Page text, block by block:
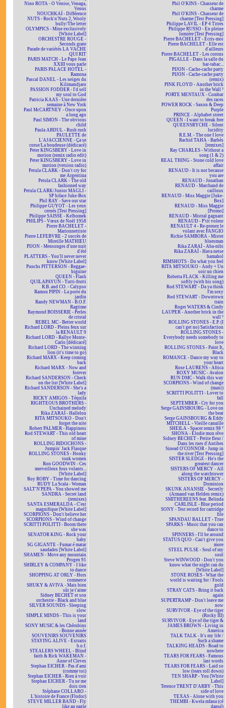
Nino ROTA - O Venise, Venaga,
Venus
NOUCHKAÏ - Différence
NUTS - Rock'n'Nuts 2, Wooly
bully/The letter
OLYMPICS - Mine exclusively
[White Label]
ORCHESTRE ROUGE -
Seconds grate
Parade de variétés LA VACHE
QUI RIT
PARIS MATCH - Le Pape Jean
XXIII vous parle
PARIS PALACE HOTEL -
Ramona
Pascal DANEL - Les neiges du
Kilimandjaro
PASSION FODDER - I'd sell
my soul to God
Patricia KAAS - Une dernière
semaine à New York
Paul McCARTNEY - Once upon
a long ago
Paul SIMON - The obvious
child
Paula ABDUL - Rush rush
PAULETTE de
L'AJACCIENNE - Ça se
corse/La boudeuse (dédicacé)
Peter KINGSBERY - Love in
motion (remix radio edit)
Peter KINGSBERY - Love in
motion (version radio)
Petula CLARK - Don't cry for
me Argentina
Petula CLARK - The old
fashioned way
Petula CLARK/Junior MAGLI -
SP biface Juke-Box
Phil RAY - Save our star
Philippe GUYOT - Les yeux
cernés [Test Pressing]
Philippe SAISSE - Kelbomek
PHILIPS - Vœux de Noël 1958
Pierre BACHELET -
Marionnettiste
Pierre LEFEBVRE - 2 succès de
Mireille MATHIEU
PIJON - Mensonges d'une nuit
d'été
PLATTERS - You'll never never
know [White Label]
Punchs PITTERSON - Reggae-
biguine
QUEEN - Flash
QUILAPAYUN - Tutti-frutti
R.B. and CO. - Calypso
Ramon PIPIN - La porte du
jardin
Randy NEWMAN - B.O.F.
Ragtime
Raymond BOISSERIE - Perles
de cristal
REBEL MC - Better world
Richard LORD - Pleins feux sur
la RENAULT 9
Richard LORD - Rallye Monte-
Carlo [dédicacé]
Richard LORD - The winning
lion (it's time to go)
Richard MARX - Keep coming
back
Richard MARX - Now and
forever
Richard SANDERSON - Check
on the list [White Label]
Richard SANDERSON - She's a
lady
RICKY AMIGOS - Téquila
RIGHTEOUS BROTHERS -
Unchained melody
Rika ZARAÏ - Hallelou
RITA MITSOUKO - Don't
forget the nite
Robert PALMER - Happiness
Rod STEWART - This old heart
of mine
ROLLING BIDOCHONS -
Jumpin' Jack Flasque
ROLLING STONES - Honky
tonk women
Ron GOODWIN - Ces
merveilleux fous volants...
[White Label]
Roy ROBY - Time for dancing
RUDY La Scala - Woman
SALT'N'PEPA - You showed me
SANDRA - Secret land
(remixes)
SANTA ESMERALDA - C'est
magnifique [White Label]
SCORPIONS - Don't believe her
SCORPIONS - Wind of change
SCRITTI POLITTI - Boom there
she was
SENATOR KING - Rock your
baby
SG GIGANTE - Fumar é matar
saudades [White Label]
SHAMEN - Move any mountain
Progen 91
SHIRLEY & COMPANY - I like
to dance
SHOPPING AT ORLY - Hors
commerce
SHUKY & AVIVA - Mais bien
sûr je t'aime
Sidney BECHET et son
orchestre - Black and blue
SILVER SOUNDS - Sleeping
slow
SIMPLE MINDS - This is your
land
SONY MUSIC & les Chérubins
- Bonne année
SOUVENIRS SOUVENIRS
STAYING ALIVE - Extraits
b.o.f.
STEALERS WHEEL - Blind
faith & Rick WAKEMAN -
Anne of Cleves
Stephan EICHER - Pas d'ami
(comme toi)
Stephan EICHER - Rien à voir
Stephan EICHER - Tu ne me
dois rien
Stéphane COLLARO -
L'histoire de France (Flodor)
STEVE MILLER BAND - Fly
like an eagle
Phil O'KINS - Chasseur de
charme
Phil O'KINS - Chasseur de
charme [Test Pressing]
Philippe LAVIL - EP 4 Titres
Philippe RUSSO - En pleine
lumière [Test Pressing]
Pierre BACHELET - Écris-moi
Pierre BACHELET - Elle est
d'ailleurs
Pierre BACHELET - Les corons
PIGALLE - Dans la salle du
bar-tabac...
PIJON - Cache-cache party
PIJON - Cache-cache party
(remix)
PINK FLOYD - Another brick
in the Wall ²
PORTE MENTAUX - Combat
des races
POWER ROCK - Saxon & Deep
Purple
PRINCE - Alphabet street
QUEEN - I want to break free
QUEENSRYCHE - Silent
lucidity
R.E.M. - The one I love
Rachid TAHA - Barbès
[remixes]
Ray CHARLES - Without a
song (1 & 2)
REAL THING - Stone cold love
affair
RENAUD - It is not because
you are
RENAUD - Jonathan
RENAUD - Marchand de
cailloux
RENAUD - Miss Maggie [Juke-
Box]
RENAUD - Miss Maggie
[Promo]
RENAUD - Mistral gagnant
RENAUD - P'tit voleur
RENAULT 4 - Re-prenez le
volant avec FANGIO
Richie SAMBORA - Mister
bluesman
Rika ZARAÏ - Aba-nibi
Rika ZARAÏ - Hava netse
bamahol
RIMSHOTS - Do what you feel
RITA MITSOUKO - Andy + Un
soir un chien
Roberta FLACK - Killing me
softly (with his song)
Rod STEWART - Da ya think
I'm sexy
Rod STEWART - Downtown
train
Roger WATERS & Cindy
LAUPER - Another brick in the
wall ²
ROLLING STONES - E.P. (I
can't get no) Satisfaction
ROLLING STONES -
Everybody needs somebody to
love
ROLLING STONES - Paint It,
Black
ROMANCE - Dance my way to
your heart
Rose LAURENS - Africa
ROXY MUSIC - Avalon
RUN DMC - Walk this way
SCORPIONS - Wind of change
(maxi)
SCRITTI POLITTI - Lover to
fall
SEPTEMBER - Cry for you
Serge GAINSBOURG - Love on
the beat
Serge GAINSBOURG & Eddy
MITCHELL - Vieille canaille
SHEILA - Spacer remix 98 ²
SHONA - Elodie mon rêve
Sidney BECHET - Petite fleur /
Dans les rues d'Antibes
Sinead O'CONNOR - Jump in
the river [Test Pressing]
SISTER SLEDGE - He's the
greatest dancer
SISTERS OF MERCY - All
along the watchtower
SISTERS OF MERCY -
Dominion
SKUNK ANANSIE - Secretly
(Armand van Helden remix)
SMITHEREENS feat. Belinda
CARLISLE - Blue period
SONY - Test record for cartridge
file
SPANDAU BALLET - True
SPARKS - Music that you can
dance to
SPINNERS - I'll be around
STATUS QUO - Can't give you
more
STEEL PULSE - Soul of my
soul
Steve WINWOOD - Don't you
know what the night can do
[White Label]
STONE ROSES - What the
world is waiting for / Fools
gold
STRAY CATS - Bring it back
again
SUPERTRAMP - Don't leave me
now
SURVIVOR - Eye of the tiger
(Rocky III)
SURVIVOR - Eye of the tiger &
JAMES BROWN - Living in
America
TALK TALK - It's my life /
Such a shame
TALKING HEADS - Road to
nowhere
TEARS FOR FEARS - Famous
last words
TEARS FOR FEARS - Laid so
low (tears roll down)
TEN SHARP - You [White
Label]
Terence TRENT D'ARBY - This
side of love
TEXAS - Alone with you
THEMBI - Kwela mfana (cé
dansé)